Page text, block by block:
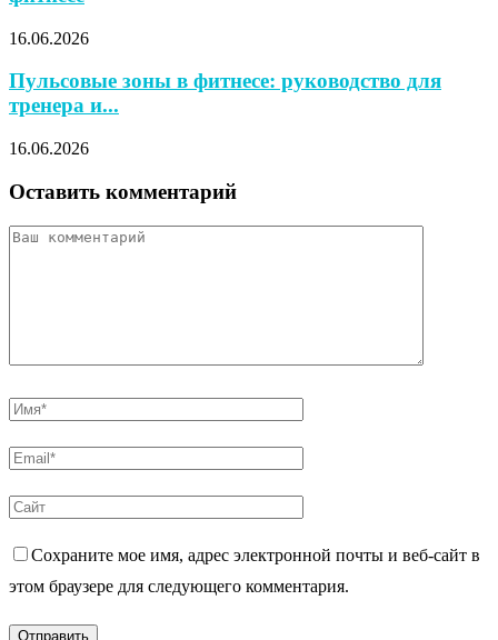
16.06.2026
Пульсовые зоны в фитнесе: руководство для
тренера и...
16.06.2026
Оставить комментарий
Сохраните мое имя, адрес электронной почты и веб-сайт в
этом браузере для следующего комментария.